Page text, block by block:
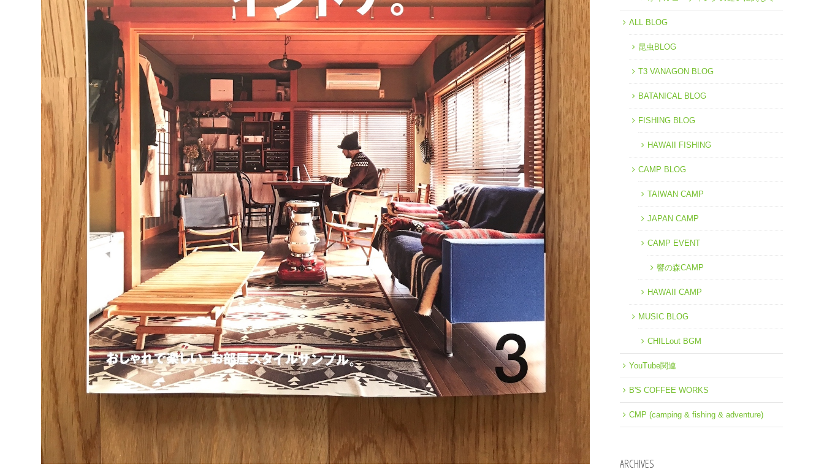
ALL BLOG
昆虫BLOG
T3 VANAGON BLOG
BATANICAL BLOG
FISHING BLOG
HAWAII FISHING
CAMP BLOG
TAIWAN CAMP
JAPAN CAMP
CAMP EVENT
響の森CAMP
HAWAII CAMP
MUSIC BLOG
CHILLout BGM
YouTube関連
B'S COFFEE WORKS
CMP (camping & fishing & adventure)
ARCHIVES